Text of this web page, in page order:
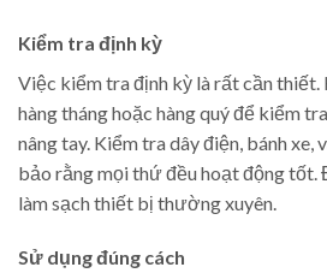
Kiểm tra định kỳ
Việc kiểm tra định kỳ là rất cần thiết.
hàng tháng hoặc hàng quý để kiểm
nâng tay. Kiểm tra dây điện, bánh xe,
bảo rằng mọi thứ đều hoạt động tốt.
làm sạch thiết bị thường xuyên.
Sử dụng đúng cách